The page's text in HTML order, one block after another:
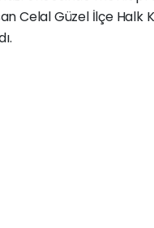
Celal Güzel İlçe Halk